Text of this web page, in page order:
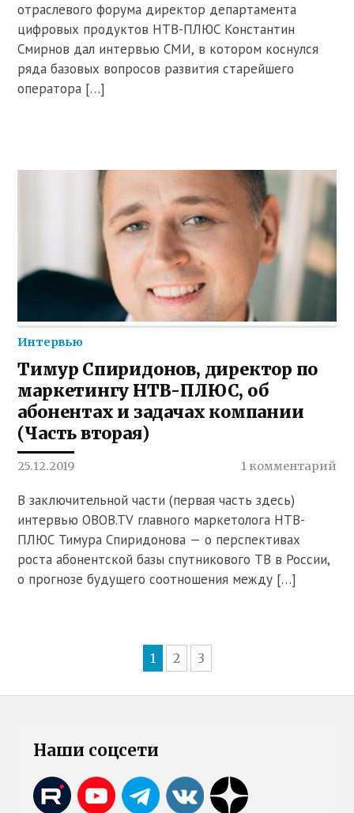
отраслевого форума директор департамента
цифровых продуктов НТВ-ПЛЮС Константин
Смирнов дал интервью СМИ, в котором коснулся
ряда базовых вопросов развития старейшего
оператора […]
Интервью
Тимур Спиридонов, директор по
маркетингу НТВ-ПЛЮС, об
абонентах и задачах компании
(Часть вторая)
25.12.2019 1 комментарий
В заключительной части (первая часть здесь)
интервью OBOB.TV главного маркетолога НТВ-
ПЛЮС Тимура Спиридонова — о перспективах
роста абонентской базы спутникового ТВ в России,
о прогнозе будущего соотношения между […]
1 2 3
Наши соцсети